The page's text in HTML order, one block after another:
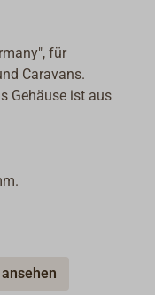
für
Caravans.
Gehäuse ist aus